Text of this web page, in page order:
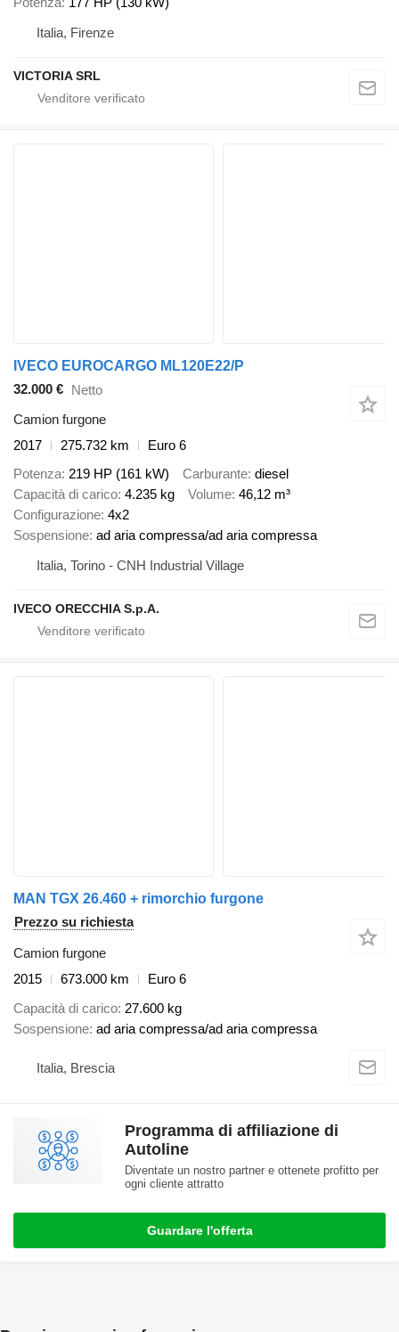
Italia, Firenze
VICTORIA SRL
IVECO EUROCARGO ML120E22/P
32.000 € Netto
Camion furgone
2017
275.732 km
Euro 6
Potenza 219 HP (161 kW) Carburante diesel
Capacità di carico 4.235 kg Volume 46,12 m³
Configurazione 4x2
Sospensione ad aria compressa/ad aria compressa
Italia, Torino - CNH Industrial Village
IVECO ORECCHIA S.p.A.
MAN TGX 26.460 + rimorchio furgone
Prezzo su richiesta
Camion furgone
2015
673.000 km
Euro 6
Capacità di carico 27.600 kg
Sospensione ad aria compressa/ad aria compressa
Italia, Brescia
Programma di affiliazione di
Autoline
Diventate un nostro partner e ottenete profitto per
ogni cliente attratto
Guardare l'offerta